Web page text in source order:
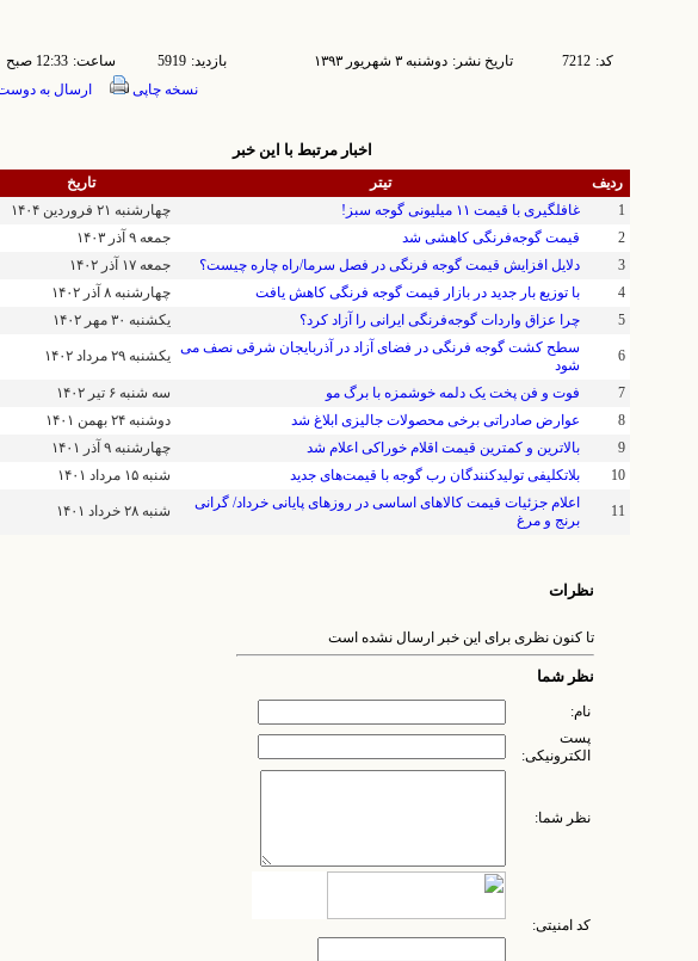
کد: 7212 تاریخ نشر: ۱۳۹۳ دوشنبه ۳ شهريور بازدید: 5919 ساعت: 12:33 صبح
نسخه چاپی
ارسال به
اخبار مرتبط با این خبر
ردیف تیتر
تاریخ
1
غافلگیری با قیمت ۱۱ میلیونی گوجه سبز!
۱۴۰۴ چهارشنبه ۲۱ فروردين
2
قیمت گوجه‌فرنگی کاهشی شد
۱۴۰۳ جمعه ۹ آذر
3
دلایل افزایش قیمت گوجه فرنگی در فصل سرما/راه چاره چیست؟
۱۴۰۲ جمعه ۱۷ آذر
4
با توزیع بار جدید در بازار قیمت گوجه فرنگی کاهش یافت
۱۴۰۲ چهارشنبه ۸ آذر
5
چرا عزاق واردات گوجه‌فرنگی ایرانی را آزاد کرد؟ ۱۴۰۲ يکشنبه ۳۰ مهر
6
سطح کشت گوجه فرنگی در فضای آزاد در آذربایجان شرقی نصف می
شود
۱۴۰۲ يکشنبه ۲۹ مرداد
7 فوت و فن پخت یک دلمه خوشمزه با برگ مو
۱۴۰۲ سه شنبه ۶ تير
8
عوارض صادراتی برخی محصولات جالیزی ابلاغ شد
۱۴۰۱ دوشنبه ۲۴ بهمن
9
بالاترین و کمترین قیمت اقلام خوراکی اعلام شد
۱۴۰۱ چهارشنبه ۹ آذر
10
بلاتکلیفی تولیدکنندگان رب گوجه با قیمت‌های جدید ۱۴۰۱ شنبه ۱۵ مرداد
11
اعلام جزئیات قیمت کالاهای اساسی در روزهای پایانی خرداد/ گرانی
برنج و مرغ
۱۴۰۱ شنبه ۲۸ خرداد
نظرات
تا کنون نظری برای این خبر ارسال نشده است
نظر شما
نام:
پست
الکترونیکی:
نظر شما:
کد امنیتی: